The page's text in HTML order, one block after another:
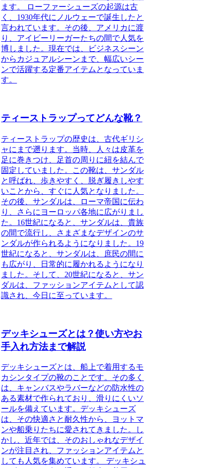
ます。 ローファーシューズの起源は古
く、1930年代にノルウェーで誕生したと
言われています。その後、アメリカに渡
り、アイビーリーガーたちの間で人気を
博しました。現在では、ビジネスシーン
からカジュアルシーンまで、幅広いシー
ンで活躍する定番アイテムとなっていま
す。
ティーストラップってどんな靴？
ティーストラップの歴史は、古代ギリシ
ャにまで遡ります。当時、人々は皮革を
足に巻きつけ、足首の周りに紐を結んで
固定していました。この靴は、サンダル
と呼ばれ、歩きやすく、脱ぎ履きしやす
いことから、すぐに人気となりました。
その後、サンダルは、ローマ帝国に伝わ
り、さらにヨーロッパ各地に広がりまし
た。16世紀になると、サンダルは、貴族
の間で流行し、さまざまなデザインのサ
ンダルが作られるようになりました。19
世紀になると、サンダルは、庶民の間に
も広がり、日常的に履かれるようになり
ました。そして、20世紀になると、サン
ダルは、ファッションアイテムとして認
識され、今日に至っています。
デッキシューズとは？使い方やお
手入れ方法まで解説
デッキシューズとは、船上で着用するモ
カシンタイプの靴のことです。その多く
は、キャンバスやラバーなどの防水性の
ある素材で作られており、滑りにくいソ
ールを備えています。デッキシューズ
は、その快適さと耐久性から、ヨットマ
ンや船乗りたちに愛されてきました。し
かし、近年では、そのおしゃれなデザイ
ンが注目され、ファッションアイテムと
しても人気を集めています。 デッキシュ